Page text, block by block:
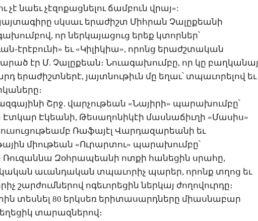
չէ նաեւ չէ­զո­քաց­նե­լու ճամ­բուն վրայ»:
սկսաւ ե­րա­ժիշտ ­Միհ­րան ­Չա­լը­քեա­նի
որ ներ­կա­յա­ցուց ե­րեք կտոր­ներ՝
է­րէ­բու­նի» եւ «­Կի­լի­կիա», ո­րոնց ե­րաժշ­տա­կան
էր Մ. ­Չա­լը­քեան։ ­Նո­ւա­գա­խում­բը, որ կը բաղ­կա­նայ
ե­րա­ժիշտ­նե­րէ, յայտ­նու­թիւն մը ե­ղաւ՝ տպա­ւո­րե­լով եւ
Շրջ. վար­չու­թեան «­Նա­յի­րի» պա­րա­խում­բը՝
Էտ­կար Է­կեա­նի, ­Թե­սա­ղո­նի­կէի մաս­նա­ճիւ­ղի «­Մա­սիս»
­Ռա­ֆա­յէլ ­Վար­դա­զա­րեա­նի եւ
միու­թեան «Ու­րար­տու» պա­րա­խում­բը՝
­Ռու­զան­նա ­Զօհ­րա­պեա­նի ոտ­քի հա­նե­ցին սրա­հը,
ա­ւան­դա­կան տպա­ւո­րիչ պա­րեր, ո­րոնք տղոց եւ
շար­ժում­նե­րով ո­գե­ւո­րե­ցին ներ­կայ ժո­ղո­վուր­դը։
տես­նել 80 երկ­սեռ ե­րի­տա­սարդ­նե­րը միաս­նա­բար
տա­րազ­նե­րով։